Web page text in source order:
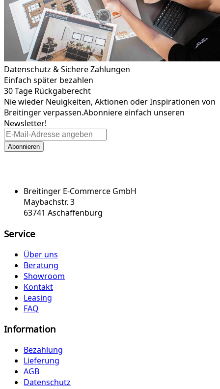
Datenschutz & Sichere Zahlungen
Einfach später bezahlen
30 Tage Rückgaberecht
Nie wieder Neuigkeiten, Aktionen oder Inspirationen von
Breitinger verpassen.Abonniere einfach unseren
Newsletter!
Abonnieren
Breitinger E-Commerce GmbH
Maybachstr. 3
63741 Aschaffenburg
Service
Über uns
Beratung
Showroom
Kontakt
Leasing
FAQ
Information
Bezahlung
Lieferung
AGB
Datenschutz